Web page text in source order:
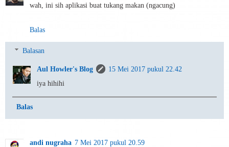
wah, ini sih aplikasi buat tukang makan (ngacung)
Balas
Balasan
Aul Howler's Blog
15 Mei 2017 pukul 22.42
iya hihihi
Balas
andi nugraha 7 Mei 2017 pukul 20.59